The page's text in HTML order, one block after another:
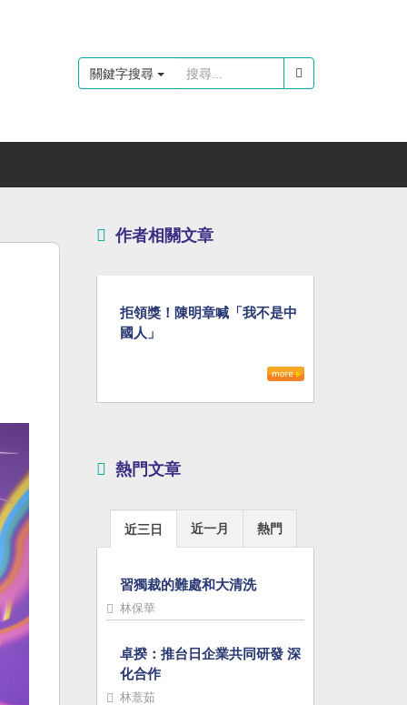
關鍵字搜尋
作者相關文章
拒領獎！陳明章喊「我不是中
國人」
熱門文章
近三日 近一月 熱門
習獨裁的難處和大清洗
林保華
卓揆：推台日企業共同研發 深
化合作
林薏茹